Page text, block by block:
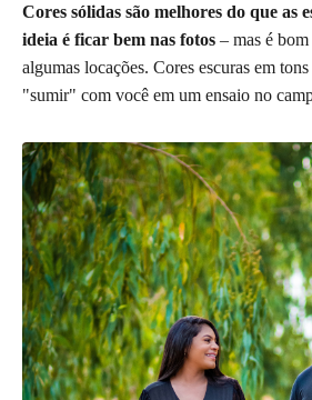
Cores sólidas são melhores do que as
ideia é ficar bem nas fotos – mas é
algumas locações. Cores escuras em
"sumir" com você em um ensaio no